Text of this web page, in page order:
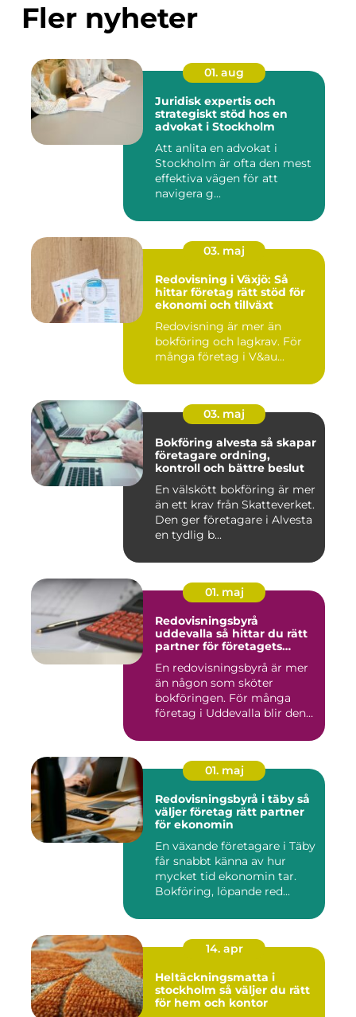
Fler nyheter
01. aug
Juridisk expertis och
strategiskt stöd hos en
advokat i Stockholm
Att anlita en advokat i
Stockholm är ofta den mest
effektiva vägen för att
navigera g...
03. maj
Redovisning i Växjö: Så
hittar företag rätt stöd för
ekonomi och tillväxt
Redovisning är mer än
bokföring och lagkrav. För
många företag i V&au...
03. maj
Bokföring alvesta så skapar
företagare ordning,
kontroll och bättre beslut
En välskött bokföring är mer
än ett krav från Skatteverket.
Den ger företagare i Alvesta
en tydlig b...
01. maj
Redovisningsbyrå
uddevalla så hittar du rätt
partner för företagets
En redovisningsbyrå är mer
än någon som sköter
bokföringen. För många
företag i Uddevalla blir den
01. maj
Redovisningsbyrå i täby så
väljer företag rätt partner
för ekonomin
En växande företagare i Täby
får snabbt känna av hur
mycket tid ekonomin tar.
Bokföring, löpande red...
14. apr
Heltäckningsmatta i
stockholm så väljer du rätt
för hem och kontor